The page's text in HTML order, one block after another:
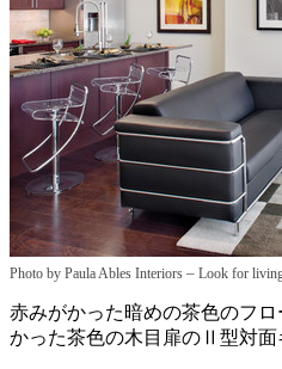
Photo by Paula Ables Interiors – Look for
赤みがかった暗めの茶色のフ
かった茶色の木目扉のⅡ型対面